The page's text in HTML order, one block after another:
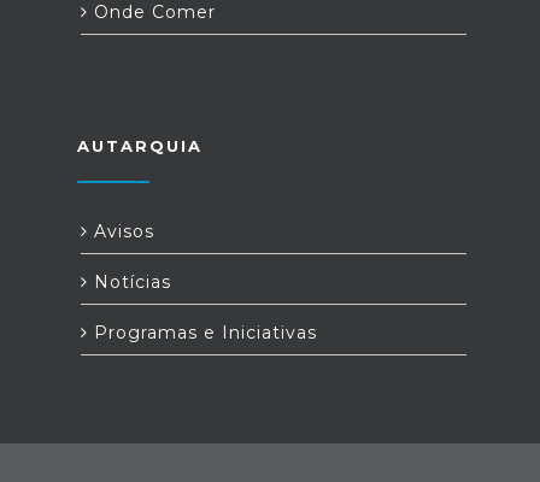
Onde Comer
AUTARQUIA
Avisos
Notícias
Programas e Iniciativas